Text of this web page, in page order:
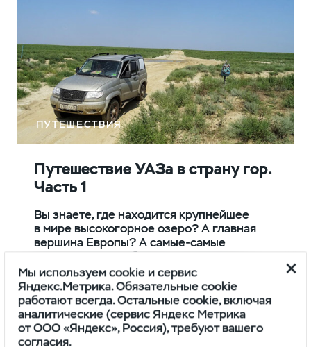
ПУТЕШЕСТВИЯ
Путешествие УАЗа в страну гор.
Часть 1
Вы знаете, где находится крупнейшее
в мире высокогорное озеро? А главная
вершина Европы? А самые-самые
водопад, мечеть, бархан… Да, всё это
Кавказ! И наша повесть о нём: добром
и злом, страшном…
5 мин.
Мы используем cookie и сервис
Яндекс.Метрика. Обязательные cookie
работают всегда. Остальные cookie, включая
аналитические (сервис Яндекс Метрика
от ООО «Яндекс», Россия), требуют вашего
согласия.